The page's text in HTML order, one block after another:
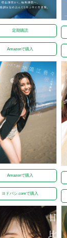
定期購読
Amazonで購入
Amazonで購入
ヨドバシ.comで購入